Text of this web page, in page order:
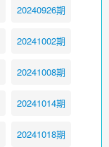
20240926期
20241002期
20241008期
20241014期
20241018期